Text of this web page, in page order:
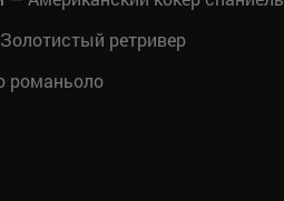
ретривер
романьоло